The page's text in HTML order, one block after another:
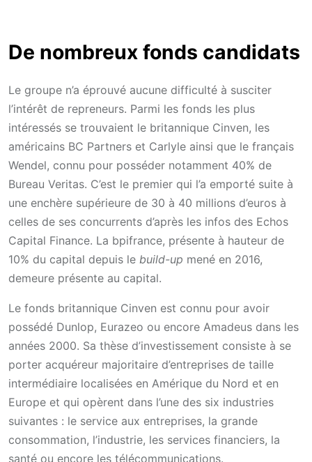
De nombreux fonds candidats
Le groupe n’a éprouvé aucune difficulté à susciter
l’intérêt de repreneurs. Parmi les fonds les plus
intéressés se trouvaient le britannique Cinven, les
américains BC Partners et Carlyle ainsi que le français
Wendel, connu pour posséder notamment 40% de
Bureau Veritas. C’est le premier qui l’a emporté suite à
une enchère supérieure de 30 à 40 millions d’euros à
celles de ses concurrents d’après les infos des Echos
Capital Finance. La bpifrance, présente à hauteur de
10% du capital depuis le build-up mené en 2016,
demeure présente au capital.
Le fonds britannique Cinven est connu pour avoir
possédé Dunlop, Eurazeo ou encore Amadeus dans les
années 2000. Sa thèse d’investissement consiste à se
porter acquéreur majoritaire d’entreprises de taille
intermédiaire localisées en Amérique du Nord et en
Europe et qui opèrent dans l’une des six industries
suivantes : le service aux entreprises, la grande
consommation, l’industrie, les services financiers, la
santé ou encore les télécommunications.